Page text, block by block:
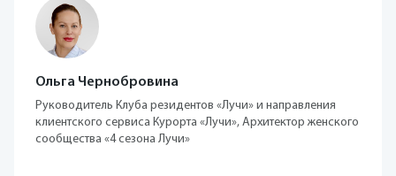
Ольга Чернобровина
Руководитель Клуба резидентов «Лучи» и направления
клиентского сервиса Курорта «Лучи», Архитектор женского
сообщества «4 сезона Лучи»